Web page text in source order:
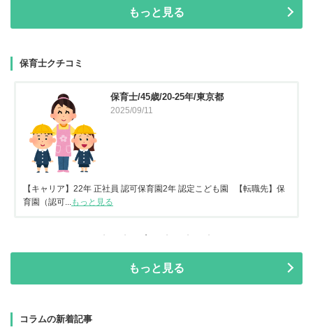
もっと見る
保育士クチコミ
保育士/45歳/20-25年/東京都
2025/09/11
【キャリア】22年 正社員 認可保育園2年 認定こども園 【転職先】保
育園（認可...もっと見る
もっと見る
コラムの新着記事